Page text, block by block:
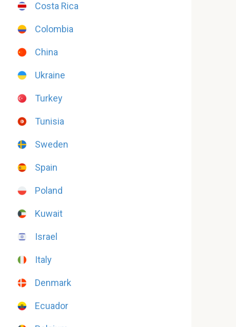
Costa Rica
Colombia
China
Ukraine
Turkey
Tunisia
Sweden
Spain
Poland
Kuwait
Israel
Italy
Denmark
Ecuador